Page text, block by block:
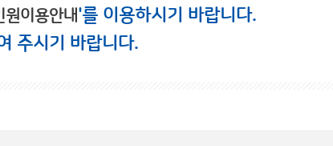
이용안내'를 이용하시기 바랍니다.
주시기 바랍니다.